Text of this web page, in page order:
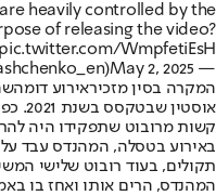
heavily controlled by the
of releasing the video?
WmpfetiEsH
— Anton Gerashchenko (@Gerashchenko_en)
May 2, 2025
המקרה בסין מזכיראירוע דומה
קשות מרובוט שתפקידו היה
באירוע בטסלה, המהנדס עבד על
תקולים, בעוד רובוט שלישי
המהנדס, הרים אותו ואחז בו